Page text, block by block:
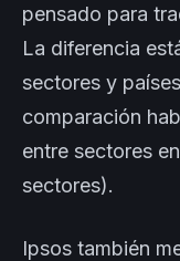
pensado para
La diferencia
sectores y
comparación
entre sectores
sectores).
Ipsos también